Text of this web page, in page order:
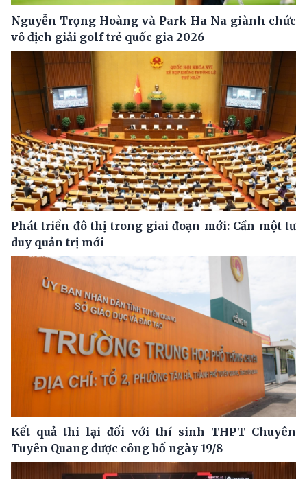
Nguyễn Trọng Hoàng và Park Ha Na giành chức
vô địch giải golf trẻ quốc gia 2026
Phát triển đô thị trong giai đoạn mới: Cần một tư
duy quản trị mới
Kết quả thi lại đối với thí sinh THPT Chuyên
Tuyên Quang được công bố ngày 19/8